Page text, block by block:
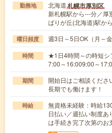
勤務地 北海道札幌市厚別区
新札幌駅から---分／厚
ばりが丘(北海道)駅か
曜日頻度 週3日～5日OK（月
時間
★1日4時間～の時短シ
7:00～16:009:00～
期間
開始日はご相談くだ
長期でも働けます！
時給
無資格未経験：時給
日払い／週払い制度
は手続き完了次第のお